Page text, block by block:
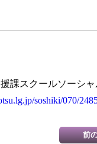
課スクールソーシャ
soshiki/070/